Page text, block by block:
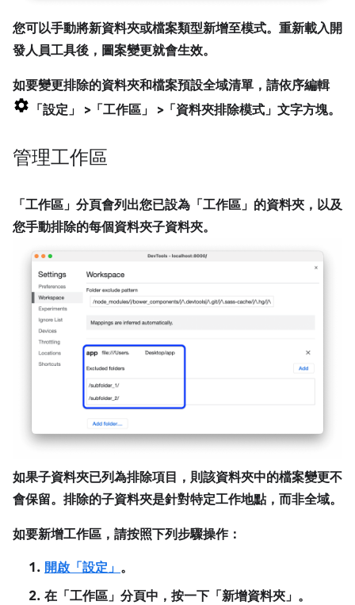
您可以手動將新資料夾或檔案類型新增至模式。重新載入開
發人員工具後，圖案變更就會生效。
如要變更排除的資料夾和檔案預設全域清單，請依序編輯
「設定」
>「工作區」 >「資料夾排除模式」 文字方塊。
管理工作區
「工作區」 分頁會列出您已設為「工作區」 的資料夾，以及
您手動排除的每個資料夾子資料夾。
如果子資料夾已列為排除項目，則該資料夾中的檔案變更不
會保留。排除的子資料夾是針對特定工作地點，而非全域。
如要新增工作區 ，請按照下列步驟操作：
開啟「設定」 。
在「工作區」 分頁中，按一下「新增資料夾」 。